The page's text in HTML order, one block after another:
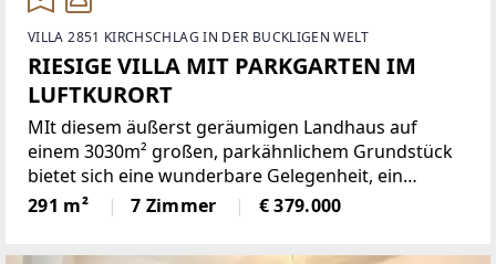
VILLA 2851 KIRCHSCHLAG IN DER BUCKLIGEN WELT
RIESIGE VILLA MIT PARKGARTEN IM
LUFTKURORT
MIt diesem äußerst geräumigen Landhaus auf
einem 3030m² großen, parkähnlichem Grundstück
bietet sich eine wunderbare Gelegenheit, ein
einmaliges Domizil in der beliebten Gemeinde
Krumbach zu schaffen!Das 1972 in Ziegelbauweise
291 m² 7 Zimmer € 379.000